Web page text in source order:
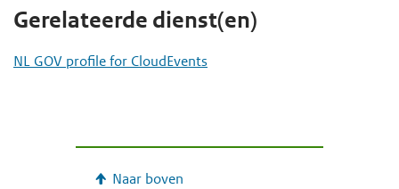
Gerelateerde dienst(en)
NL GOV profile for CloudEvents
Naar boven